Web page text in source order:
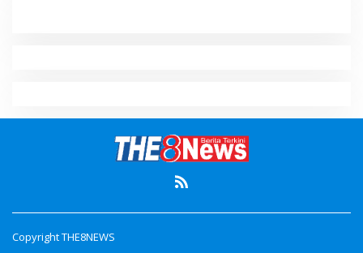
Copyright THE8NEWS